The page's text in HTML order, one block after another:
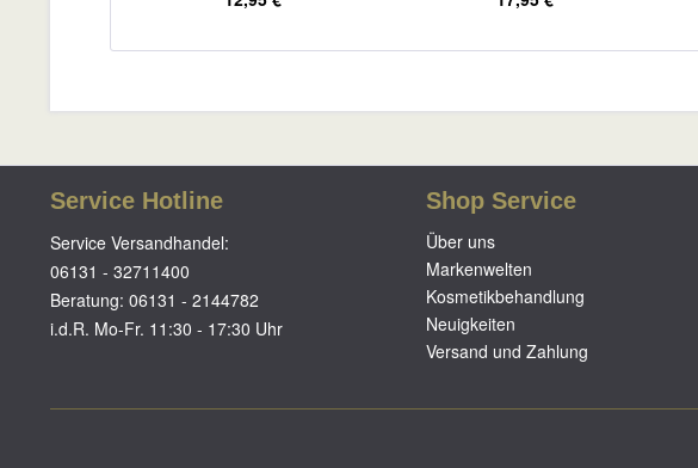
Service Hotline
Service Versandhandel:
06131 - 32711400
Beratung: 06131 - 2144782
i.d.R. Mo-Fr. 11:30 - 17:30 Uhr
Shop Service
Über uns
Markenwelten
Kosmetikbehandlung
Neuigkeiten
Versand und Zahlung